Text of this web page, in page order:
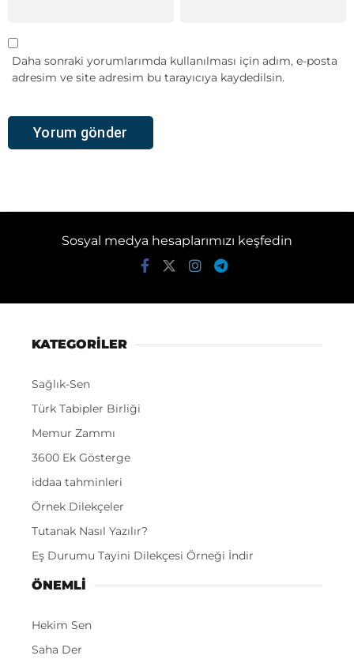
Daha sonraki yorumlarımda kullanılması için adım, e-posta
adresim ve site adresim bu tarayıcıya kaydedilsin.
Sosyal medya hesaplarımızı keşfedin
KATEGORİLER
Sağlık-Sen
Türk Tabipler Birliği
Memur Zammı
3600 Ek Gösterge
iddaa tahminleri
Örnek Dilekçeler
Tutanak Nasıl Yazılır?
Eş Durumu Tayini Dilekçesi Örneği İndir
ÖNEMLI
Hekim Sen
Saha Der